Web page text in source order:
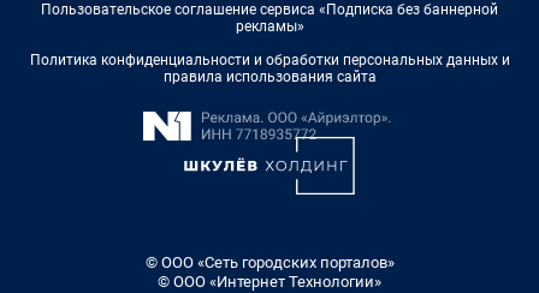
Пользовательское соглашение сервиса «Подписка без баннерной
рекламы»
Политика конфиденциальности и обработки персональных данных и
правила использования сайта
© ООО «Сеть городских порталов»
© ООО «Интернет Технологии»